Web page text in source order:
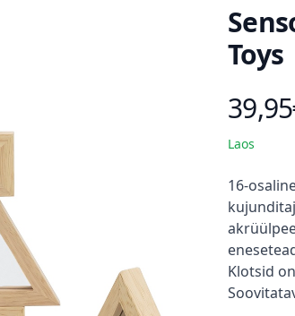
Toys
Toote
Laos
Kirjeldus
16-
Klotsid